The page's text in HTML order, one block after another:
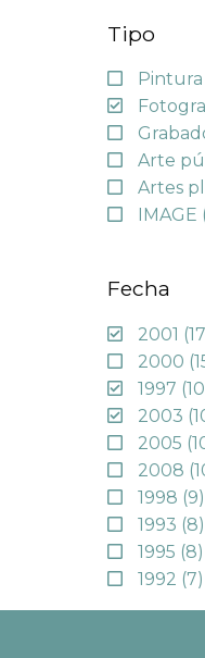
Tipo
Pintura
Arte
Artes
IMAGE
Fecha
2001
2000
1997
2003
2005
2008
1998 (9)
1993 (8)
1995 (8)
1992 (7)